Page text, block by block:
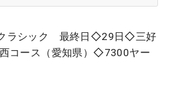
クラシック 最終日◇29日◇三好
コース（愛知県）◇7300ヤー